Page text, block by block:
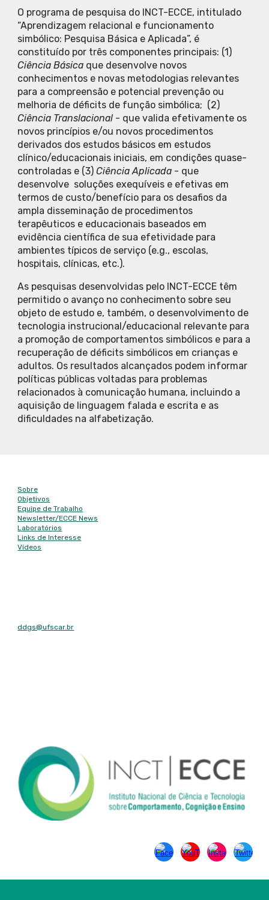
O programa de pesquisa do INCT-ECCE, intitulado
“Aprendizagem relacional e funcionamento
simbólico: Pesquisa Básica e Aplicada”, é
constituído por três componentes principais: (1)
Ciência Básica que desenvolve novos
conhecimentos e novas metodologias relevantes
para a compreensão e potencial prevenção ou
melhoria de déficits de função simbólica; (2)
Ciência Translacional - que valida efetivamente os
novos princípios e/ou novos procedimentos
derivados dos estudos básicos em estudos
clínico/educacionais iniciais, em condições quase-
controladas e (3)Ciência Aplicada - que
desenvolve soluções exequíveis e efetivas em
termos de custo/benefício para os desafios da
ampla disseminação de procedimentos
terapêuticos e educacionais baseados em
evidência científica de sua efetividade para
ambientes típicos de serviço (e.g., escolas,
hospitais, clínicas, etc.).
As pesquisas desenvolvidas pelo INCT-ECCE têm
permitido o avanço no conhecimento sobre seu
objeto de estudo e, também, o desenvolvimento de
tecnologia instrucional/educacional relevante para
a promoção de comportamentos simbólicos e para a
recuperação de déficits simbólicos em crianças e
adultos. Os resultados alcançados podem informar
políticas públicas voltadas para problemas
relacionados à comunicação humana, incluindo a
aquisição de linguagem falada e escrita e as
dificuldades na alfabetização.
Sobre
Objetivos
Equipe de Trabalho
Newsletter/ECCE News
Laboratórios
Links de Interesse
Vídeos
ddgs@ufscar.br